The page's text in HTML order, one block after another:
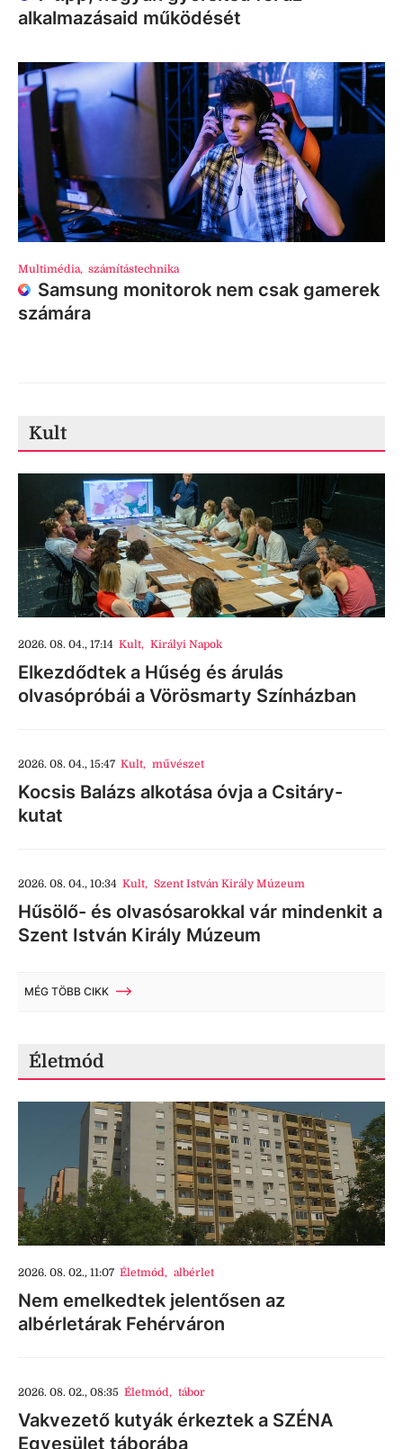
alkalmazásaid működését
Multimédia, számítástechnika
Samsung monitorok nem csak gamerek
számára
Kult
2026. 08. 04., 17:14 Kult, Királyi Napok
Elkezdődtek a Hűség és árulás
olvasópróbái a Vörösmarty Színházban
2026. 08. 04., 15:47 Kult, művészet
Kocsis Balázs alkotása óvja a Csitáry-
kutat
2026. 08. 04., 10:34 Kult, Szent István Király Múzeum
Hűsölő- és olvasósarokkal vár mindenkit a
Szent István Király Múzeum
MÉG TÖBB CIKK
Életmód
2026. 08. 02., 11:07 Életmód, albérlet
Nem emelkedtek jelentősen az
albérletárak Fehérváron
2026. 08. 02., 08:35 Életmód, tábor
Vakvezető kutyák érkeztek a SZÉNA
Egyesület táborába